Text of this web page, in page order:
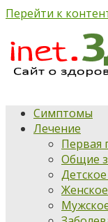
Перейти к
Симптомы
Лечение
Первая
Общие